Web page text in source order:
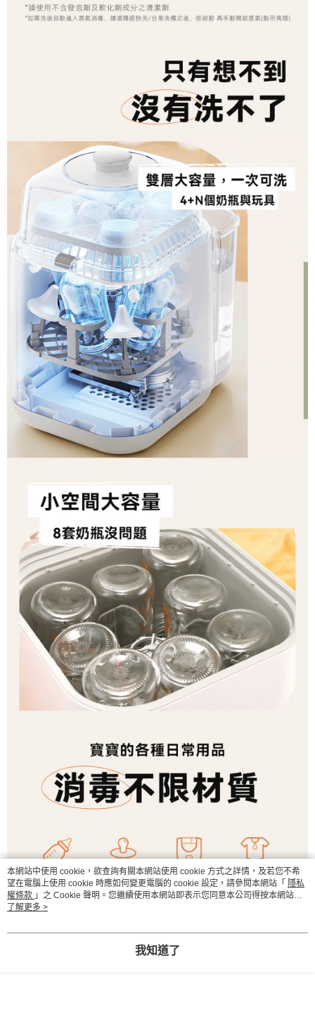
本網站中使用 cookie，欲查詢有關本網站使用 cookie 方式之詳情，及若您不希
望在電腦上使用 cookie 時應如何變更電腦的 cookie 設定，請參閱本網站「 隱私
權條款 」之 Cookie 聲明。您繼續使用本網站即表示您同意本公司得按本網站使
用條款之 Cookie 聲明使用 cookie。
了解更多 >
我知道了